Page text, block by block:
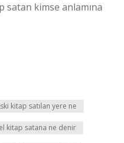
satan kimse anlamına
kitap satılan yere ne
kitap satana ne denir